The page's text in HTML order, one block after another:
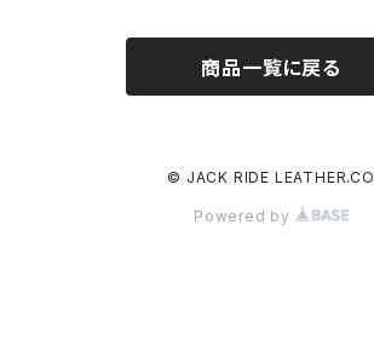
商品一覧に戻る
© JACK RIDE LEATHER.CO
Powered by